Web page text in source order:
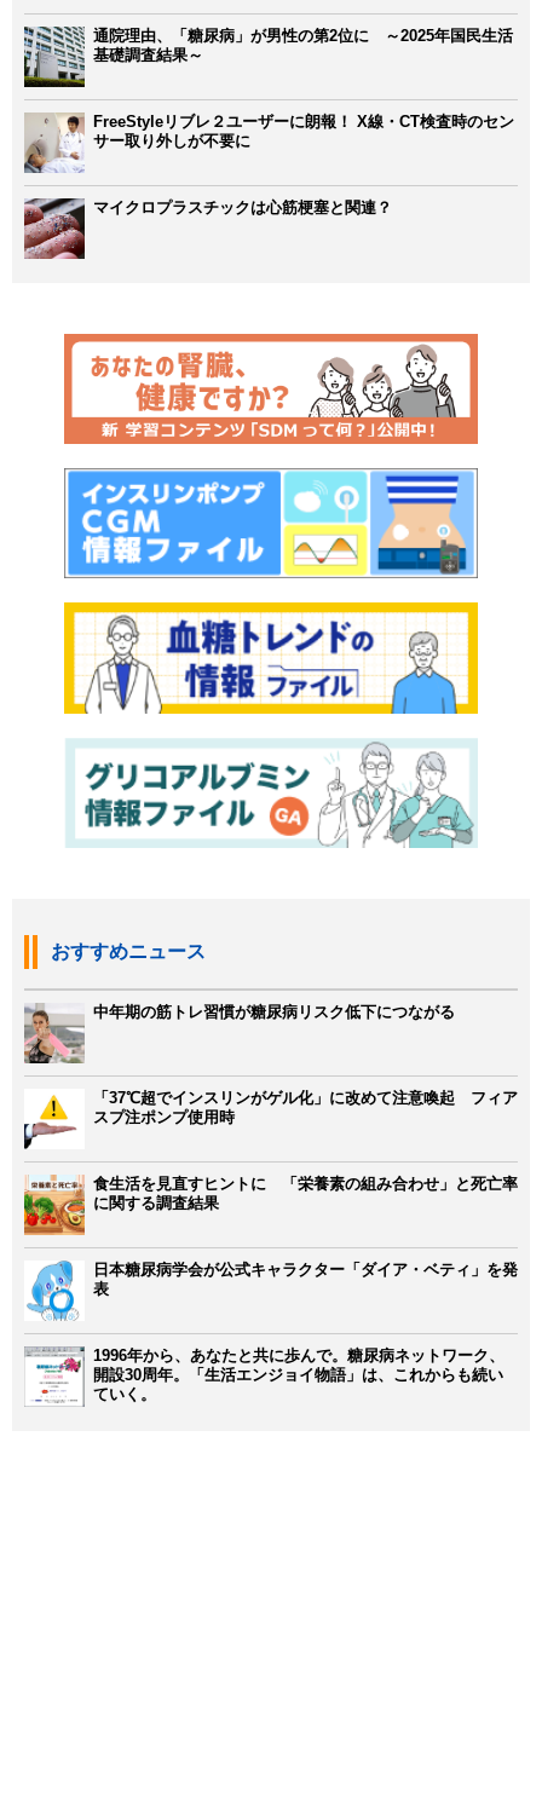
通院理由、「糖尿病」が男性の第2位に ～2025年国民生活
基礎調査結果～
FreeStyleリブレ２ユーザーに朗報！ X線・CT検査時のセン
サー取り外しが不要に
マイクロプラスチックは心筋梗塞と関連？
おすすめニュース
中年期の筋トレ習慣が糖尿病リスク低下につながる
「37℃超でインスリンがゲル化」に改めて注意喚起 フィア
スプ注ポンプ使用時
食生活を見直すヒントに 「栄養素の組み合わせ」と死亡率
に関する調査結果
日本糖尿病学会が公式キャラクター「ダイア・ベティ」を発
表
1996年から、あなたと共に歩んで。糖尿病ネットワーク、
開設30周年。「生活エンジョイ物語」は、これからも続い
ていく。